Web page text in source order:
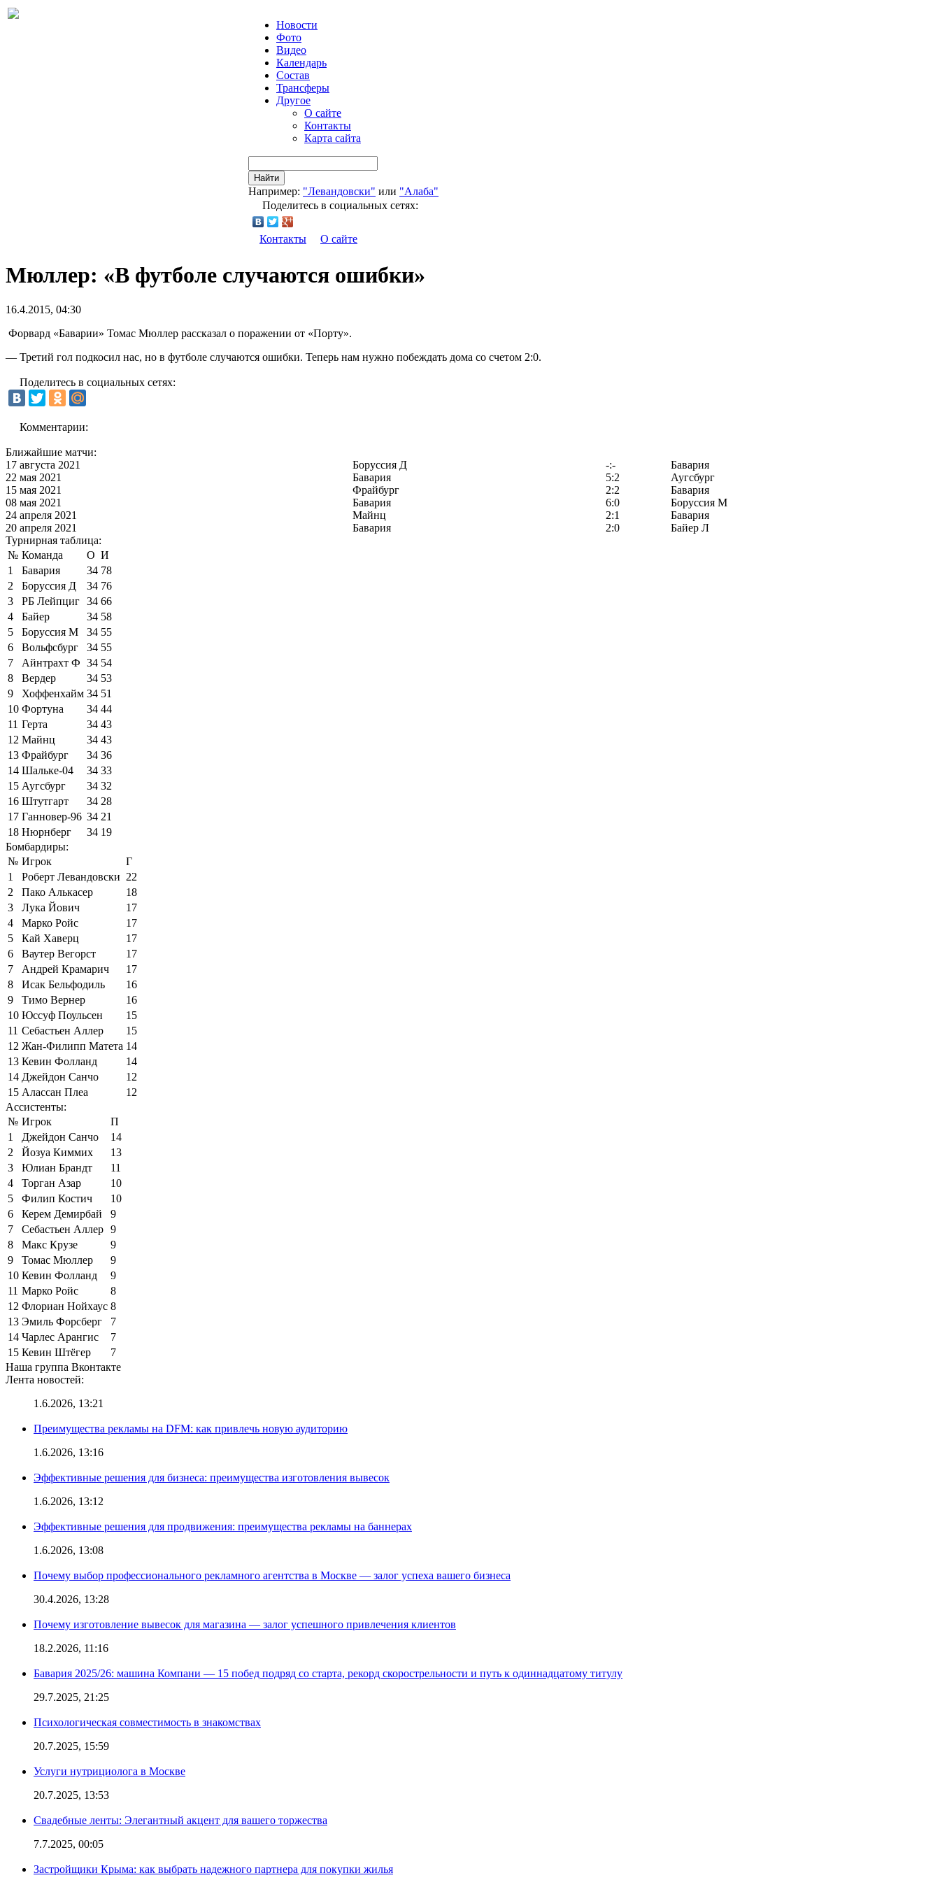
Новости
Фото
Видео
Календарь
Состав
Трансферы
Другое
О сайте
Контакты
Карта сайта
Найти
Например: "Левандовски" или "Алаба"
Поделитесь в социальных сетях:
Контакты О сайте
Мюллер: «В футболе случаются ошибки»
16.4.2015, 04:30
Форвард «Баварии» Томас Мюллер рассказал о поражении от «Порту».
— Третий гол подкосил нас, но в футболе случаются ошибки. Теперь нам нужно побеждать дома со счетом 2:0.
Поделитесь в социальных сетях:
Комментарии:
Ближайшие матчи:
17 августа 2021
Боруссия Д -:-
Бавария
22 мая 2021
Бавария 5:2
Аугсбург
15 мая 2021
Фрайбург 2:2
Бавария
08 мая 2021
Бавария 6:0
Боруссия М
24 апреля 2021
Майнц 2:1
Бавария
20 апреля 2021
Бавария 2:0
Байер Л
Турнирная таблица:
№ Команда О И
1
Бавария 34 78
2
Боруссия Д 34 76
3
РБ Лейпциг 34 66
4
Байер 34 58
5
Боруссия М 34 55
6
Вольфсбург 34 55
7
Айнтрахт Ф 34 54
8
Вердер 34 53
9
Хоффенхайм 34 51
10 Фортуна 34 44
11 Герта 34 43
12 Майнц 34 43
13 Фрайбург 34 36
14 Шальке-04 34 33
15 Аугсбург 34 32
16 Штутгарт 34 28
17 Ганновер-96 34 21
18 Нюрнберг 34 19
Бомбардиры:
№ Игрок
Г
1
Роберт Левандовски 22
2
Пако Алькасер
18
3
Лука Йович
17
4
Марко Ройс
17
5
Кай Хаверц
17
6
Ваутер Вегорст
17
7
Андрей Крамарич
17
8
Исак Бельфодиль
16
9
Тимо Вернер
16
10 Юссуф Поульсен
15
11 Себастьен Аллер
15
12 Жан-Филипп Матета 14
13 Кевин Фолланд
14
14 Джейдон Санчо
12
15 Алассан Плеа
12
Ассистенты:
№ Игрок
П
1
Джейдон Санчо
14
2
Йозуа Киммих
13
3
Юлиан Брандт
11
4
Торган Азар
10
5
Филип Костич
10
6
Керем Демирбай
9
7
Себастьен Аллер 9
8
Макс Крузе
9
9
Томас Мюллер
9
10 Кевин Фолланд
9
11 Марко Ройс
8
12 Флориан Нойхаус 8
13 Эмиль Форсберг
7
14 Чарлес Арангис
7
15 Кевин Штёгер
7
Наша группа Вконтакте
Лента новостей:
1.6.2026, 13:21
Преимущества рекламы на DFM: как привлечь новую аудиторию
1.6.2026, 13:16
Эффективные решения для бизнеса: преимущества изготовления вывесок
1.6.2026, 13:12
Эффективные решения для продвижения: преимущества рекламы на баннерах
1.6.2026, 13:08
Почему выбор профессионального рекламного агентства в Москве — залог успеха вашего бизнеса
30.4.2026, 13:28
Почему изготовление вывесок для магазина — залог успешного привлечения клиентов
18.2.2026, 11:16
Бавария 2025/26: машина Компани — 15 побед подряд со старта, рекорд скорострельности и путь к одиннадцатому титулу
29.7.2025, 21:25
Психологическая совместимость в знакомствах
20.7.2025, 15:59
Услуги нутрициолога в Москве
20.7.2025, 13:53
Свадебные ленты: Элегантный акцент для вашего торжества
7.7.2025, 00:05
Застройщики Крыма: как выбрать надежного партнера для покупки жилья